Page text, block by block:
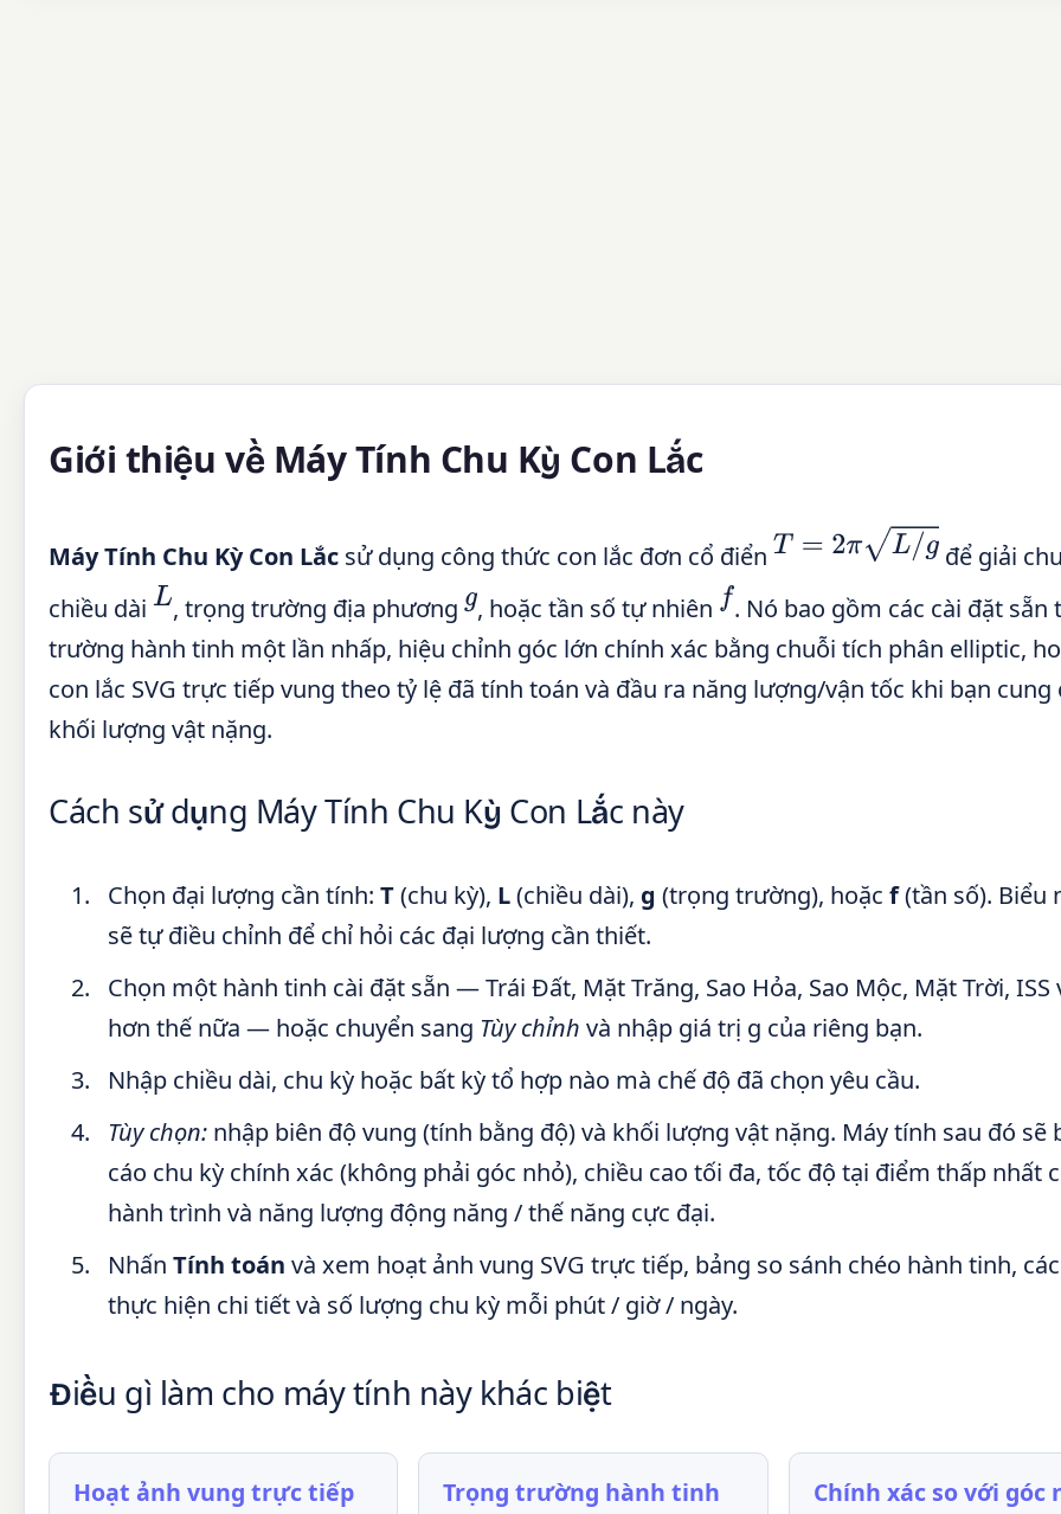
Giới thiệu về Máy Tính Chu Kỳ Con Lắc
Máy Tính Chu Kỳ Con Lắc sử dụng công thức con lắc đơn cổ điển T= 2π L/g để giải
chiều dài L , trọng trường địa phương g, hoặc tần số tự nhiên f . Nó bao gồm các cài đặt sẵn
trường hành tinh một lần nhấp, hiệu chỉnh góc lớn chính xác bằng chuỗi tích phân elliptic,
con lắc SVG trực tiếp vung theo tỷ lệ đã tính toán và đầu ra năng lượng/vận tốc khi bạn cung
khối lượng vật nặng.
Cách sử dụng Máy Tính Chu Kỳ Con Lắc này
Chọn đại lượng cần tính: T(chu kỳ), L(chiều dài), g (trọng trường), hoặc f(tần số). Biểu
sẽ tự điều chỉnh để chỉ hỏi các đại lượng cần thiết.
Chọn một hành tinh cài đặt sẵn — Trái Đất, Mặt Trăng, Sao Hỏa, Sao Mộc, Mặt Trời, ISS
hơn thế nữa — hoặc chuyển sang Tùy chỉnh và nhập giá trị g của riêng bạn.
Nhập chiều dài, chu kỳ hoặc bất kỳ tổ hợp nào mà chế độ đã chọn yêu cầu.
Tùy chọn: nhập biên độ vung (tính bằng độ) và khối lượng vật nặng. Máy tính sau đó sẽ
cáo chu kỳ chính xác (không phải góc nhỏ), chiều cao tối đa, tốc độ tại điểm thấp nhất
hành trình và năng lượng động năng / thế năng cực đại.
Nhấn Tính toán và xem hoạt ảnh vung SVG trực tiếp, bảng so sánh chéo hành tinh,
thực hiện chi tiết và số lượng chu kỳ mỗi phút / giờ / ngày.
Điều gì làm cho máy tính này khác biệt
Hoạt ảnh vung trực tiếp
Trọng trường hành tinh
Chính xác so với góc